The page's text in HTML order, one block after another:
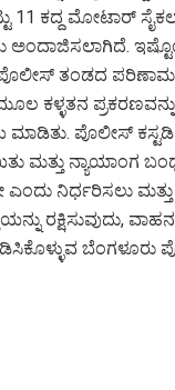
ಕದ್ದ ಮೋಟಾರ್
ಅಂದಾಜಿಸಲಾಗಿದೆ.
ತಂಡದ
ಕಳ್ಳತನ
ಮಾಡಿತು. ಪೊಲೀಸ್
ಮತ್ತು ನ್ಯಾಯಾಂಗ
ನಿರ್ಧರಿಸಲು
ರಕ್ಷಿಸುವುದು, ವಾಹನ
ಬೆಂಗಳೂರು